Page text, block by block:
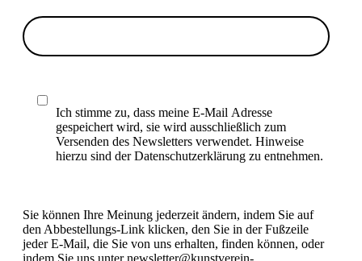
Ich stimme zu, dass meine E-Mail Adresse
gespeichert wird, sie wird ausschließlich zum
Versenden des Newsletters verwendet. Hinweise
hierzu sind der Datenschutzerklärung zu entnehmen.
Sie können Ihre Meinung jederzeit ändern, indem Sie auf
den Abbestellungs-Link klicken, den Sie in der Fußzeile
jeder E-Mail, die Sie von uns erhalten, finden können, oder